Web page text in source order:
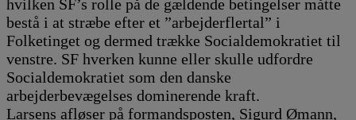
hvilken SF’s rolle på de gældende betingelser måtte
bestå i at stræbe efter et ”arbejderflertal” i
Folketinget og dermed trække Socialdemokratiet til
venstre. SF hverken kunne eller skulle udfordre
Socialdemokratiet som den danske
arbejderbevægelses dominerende kraft.
Larsens afløser på formandsposten, Sigurd Ømann,